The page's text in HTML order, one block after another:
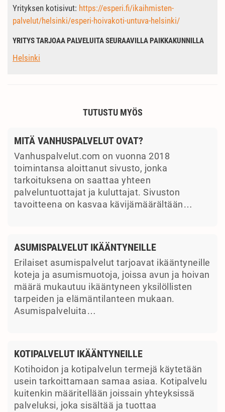
Yrityksen kotisivut: https://esperi.fi/ikaihmisten-
palvelut/helsinki/esperi-hoivakoti-untuva-helsinki/
YRITYS TARJOAA PALVELUITA SEURAAVILLA PAIKKAKUNNILLA
Helsinki
TUTUSTU MYÖS
MITÄ VANHUSPALVELUT OVAT?
Vanhuspalvelut.com on vuonna 2018
toimintansa aloittanut sivusto, jonka
tarkoituksena on saattaa yhteen
palveluntuottajat ja kuluttajat. Sivuston
tavoitteena on kasvaa kävijämäärältään…
ASUMISPALVELUT IKÄÄNTYNEILLE
Erilaiset asumispalvelut tarjoavat ikääntyneille
koteja ja asumismuotoja, joissa avun ja hoivan
määrä mukautuu ikääntyneen yksilöllisten
tarpeiden ja elämäntilanteen mukaan.
Asumispalveluita…
KOTIPALVELUT IKÄÄNTYNEILLE
Kotihoidon ja kotipalvelun termejä käytetään
usein tarkoittamaan samaa asiaa. Kotipalvelu
kuitenkin määritellään joissain yhteyksissä
palveluksi, joka sisältää ja tuottaa